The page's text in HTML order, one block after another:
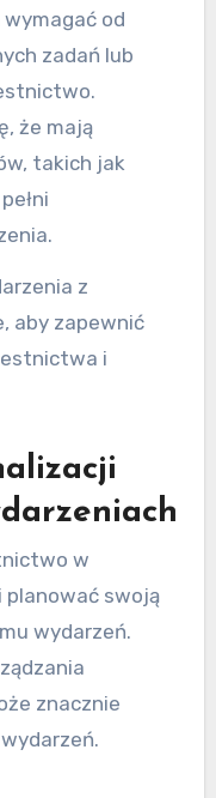
od
zadań lub
że mają
takich jak
z
aby zapewnić
i
w
planować swoją
wydarzeń.
znacznie